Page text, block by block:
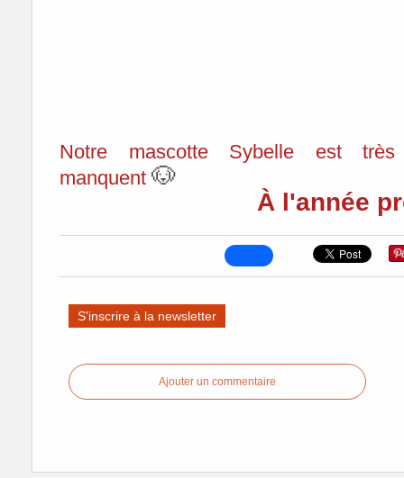
Notre mascotte Sybelle est
manquent 🐶
À l'année
S'inscrire à la newsletter
Ajouter un commentaire